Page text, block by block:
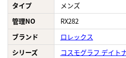
タイプ
メンズ
管理NO
RX282
ブランド
ロレックス
シリーズ
コスモグラフ デイト